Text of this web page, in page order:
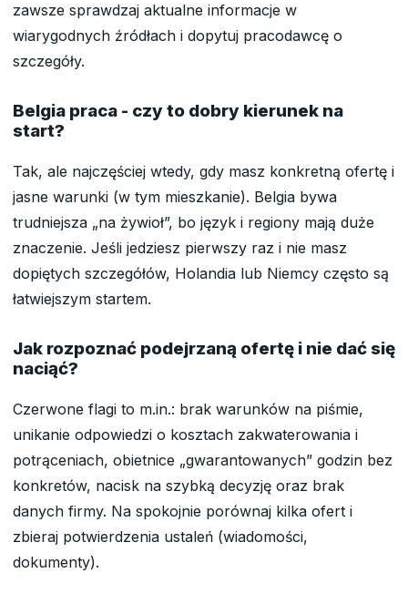
zawsze sprawdzaj aktualne informacje w
wiarygodnych źródłach i dopytuj pracodawcę o
szczegóły.
Belgia praca - czy to dobry kierunek na
start?
Tak, ale najczęściej wtedy, gdy masz konkretną ofertę i
jasne warunki (w tym mieszkanie). Belgia bywa
trudniejsza „na żywioł”, bo język i regiony mają duże
znaczenie. Jeśli jedziesz pierwszy raz i nie masz
dopiętych szczegółów, Holandia lub Niemcy często są
łatwiejszym startem.
Jak rozpoznać podejrzaną ofertę i nie dać się
naciąć?
Czerwone flagi to m.in.: brak warunków na piśmie,
unikanie odpowiedzi o kosztach zakwaterowania i
potrąceniach, obietnice „gwarantowanych” godzin bez
konkretów, nacisk na szybką decyzję oraz brak
danych firmy. Na spokojnie porównaj kilka ofert i
zbieraj potwierdzenia ustaleń (wiadomości,
dokumenty).